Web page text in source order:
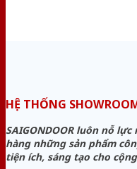
HỆ THỐNG
SAIGONDOOR luôn nỗ
hàng những sản phẩm
tiện ích, sáng tạo cho